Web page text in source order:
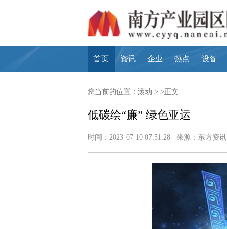
首页 资讯 企业 热点 设备
您当前的位置： 滚动 > >正文
低碳绘“廉” 绿色亚运
时间：2023-07-10 07:51:28 来源：东方资讯